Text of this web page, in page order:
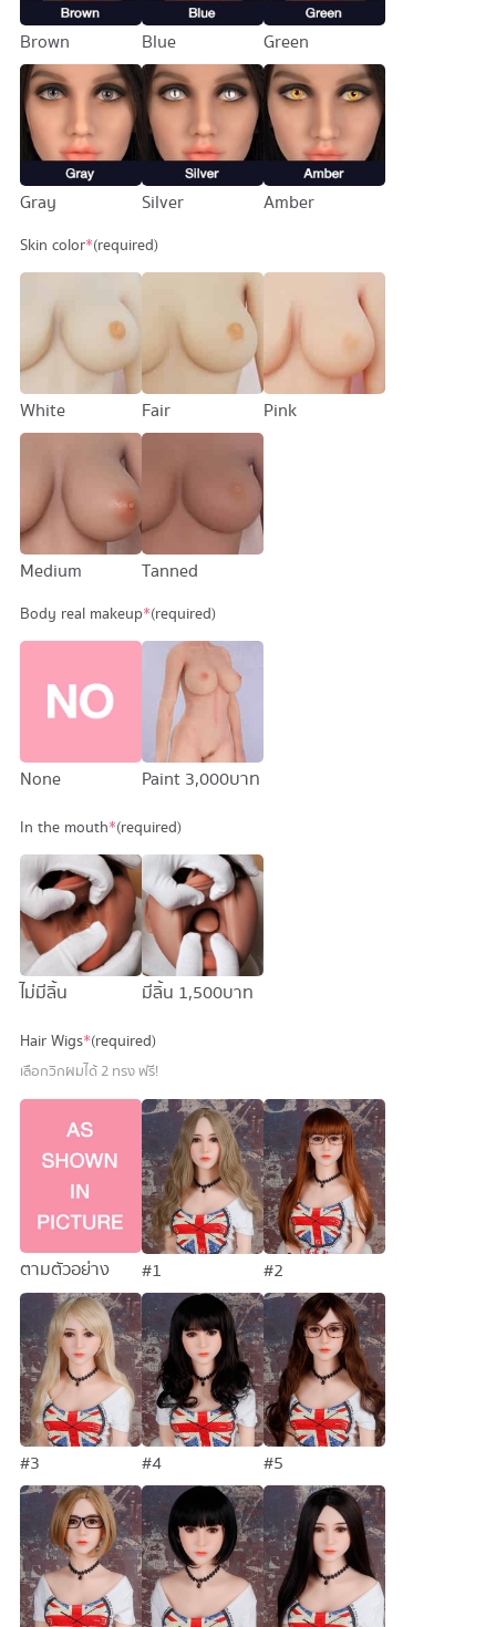
Brown Blue Green
Gray Silver Amber
Skin color*(required)
White Fair Pink
Medium Tanned
Body real makeup*(required)
None Paint 3,000 บาท
In the mouth*(required)
ไม่มีลิ้น มีลิ้น 1,500 บาท
Hair Wigs*(required)
เลือกวิกผมได้ 2 ทรง ฟรี!
ตามตัวอย่าง #1 #2
#3 #4 #5